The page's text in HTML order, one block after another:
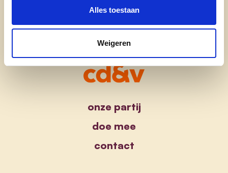
Alles toestaan
Weigeren
onze partij
doe mee
contact